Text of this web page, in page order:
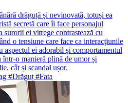
drăguță și nevinovată, totuși ea
secretă care îi face personajul
surorii ei vitrege contrastează cu
o tensiune care face ca interacțiunile
aspectul ei adorabil și comportamentul
o manieră plină de umor și
cât și scandal ușor.
#Drăguț #Fata